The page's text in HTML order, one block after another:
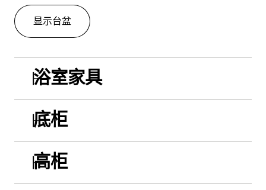
显示台盆
浴室家具
底柜
高柜